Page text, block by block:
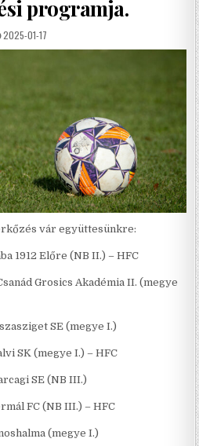
programja.
2025-01-17
vár együttesünkre:
1912 Előre (NB II.) – HFC
Grosics Akadémia II. (megye
SE (megye I.)
SK (megye I.) – HFC
SE (NB III.)
FC (NB III.) – HFC
(megye I.)